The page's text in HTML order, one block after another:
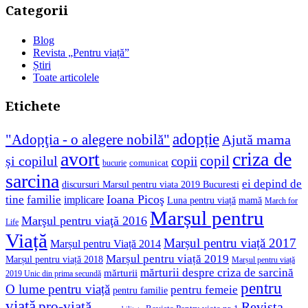
Categorii
Blog
Revista „Pentru viață”
Știri
Toate articolele
Etichete
"Adopţia - o alegere nobilă" adopție Ajută mama
și copilul avort bucurie comunicat copii copil criza de
sarcina discursuri Marsul pentru viata 2019 Bucuresti ei depind de
tine familie implicare Ioana Picoş Luna pentru viață mamă March for
Life Marşul pentru viaţă 2016 Marșul pentru
Viață Marșul pentru Viață 2014 Marșul pentru viață 2017
Marșul pentru viață 2018 Marșul pentru viață 2019 Marșul pentru viață
2019 Unic din prima secundă mărturii mărturii despre criza de sarcină
O lume pentru viață pentru familie pentru femeie pentru